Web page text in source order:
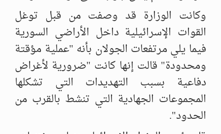
وكانت الوزارة قد وصفت من قبل توغل
القوات الإسرائيلية داخل الأراضي ‏السورية
فيما يلي مرتفعات الجولان بأنه "عملية مؤقتة
ومحدودة" قالت إنها ‏كانت "ضرورية لأغراض
دفاعية بسبب التهديدات التي تشكلها
المجموعات ‏الجهادية التي تنشط بالقرب من
الحدود".